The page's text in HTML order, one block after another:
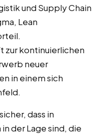
und Supply Chain
Lean
zur kontinuierlichen
neuer
in einem sich
dass in
der Lage sind, die